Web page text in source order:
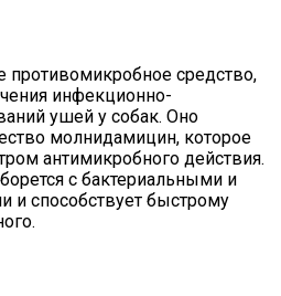
противомикробное средство,
инфекционно-
ушей у собак. Оно
молнидамицин, которое
антимикробного действия.
с бактериальными и
способствует быстрому